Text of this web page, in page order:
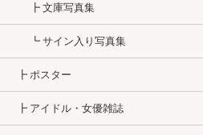
┣ 文庫写真集
┗ サイン入り写真集
┣ ポスター
┣ アイドル・女優雑誌